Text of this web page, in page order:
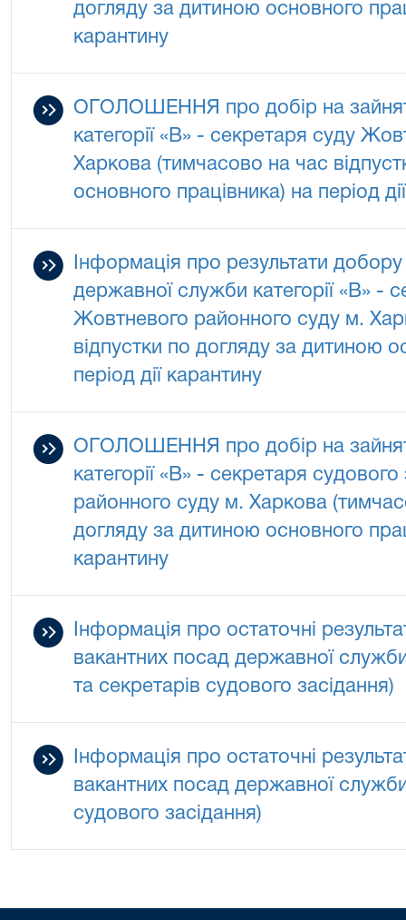
догляду за дитиною основного
карантину
ОГОЛОШЕННЯ про добір на
категорії «В» - секретаря суду
Харкова (тимчасово на час
основного працівника) на період
Інформація про результати
державної служби категорії «В» -
Жовтневого районного суду м.
відпустки по догляду за дитиною
період дії карантину
ОГОЛОШЕННЯ про добір на
категорії «В» - секретаря
районного суду м. Харкова
догляду за дитиною основного
карантину
Інформація про остаточні
вакантних посад державної
та секретарів судового засідання)
Інформація про остаточні
вакантних посад державної служби
судового засідання)